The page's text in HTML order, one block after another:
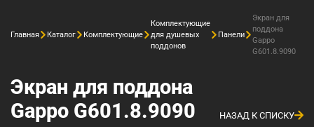
Главная Каталог Комплектующие
Комплектующие
для душевых
поддонов
Панели
Экран для
поддона
Gappo
G601.8.9090
Экран для поддона
Gappo G601.8.9090
НАЗАД К СПИСКУ